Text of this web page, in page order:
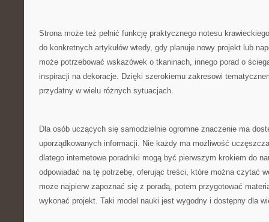
Strona może też pełnić funkcję praktycznego notesu
do konkretnych artykułów wtedy, gdy planuje nowy projekt lub
może potrzebować wskazówek o tkaninach, innego porad o
inspiracji na dekoracje. Dzięki szerokiemu zakresowi
przydatny w wielu różnych sytuacjach.
Dla osób uczących się samodzielnie ogromne znaczenie ma
uporządkowanych informacji. Nie każdy ma możliwość
dlatego internetowe poradniki mogą być pierwszym krokiem do
odpowiadać na tę potrzebę, oferując treści, które można czytać
może najpierw zapoznać się z poradą, potem przygotować
wykonać projekt. Taki model nauki jest wygodny i dostępny dla